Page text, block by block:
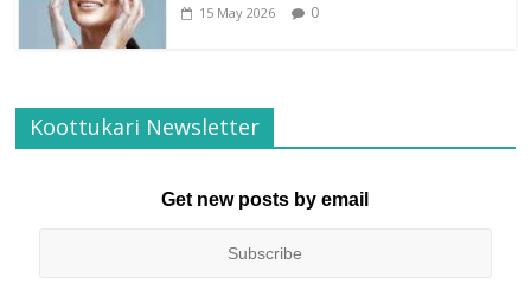
15 May 2026 0
Koottukari Newsletter
Get new posts by email